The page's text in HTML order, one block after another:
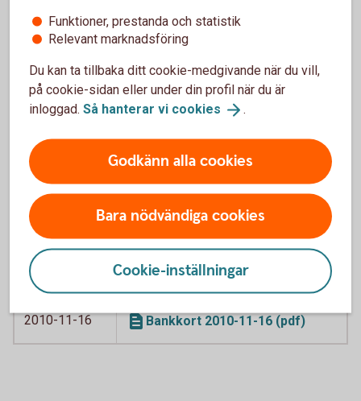
Mastercard, betal- och
kreditkort Visa 2016-06-04
(pdf)
2016-04-06
Swedbank American Express
2012-02-01
Bankkort Business 2012-12-01
(pdf)
2012-02-01
Bankkort Business, särskilda
villkor 2012-02-01 (pdf)
2012-12-01 Kortkredit 2012-12-01 (pdf)
2010-11-16 Bankkort 2010-11-16 (pdf)
Funktioner, prestanda och statistik
Relevant marknadsföring
Du kan ta tillbaka ditt cookie-medgivande när du vill,
på cookie-sidan eller under din profil när du är
inloggad. Så hanterar vi cookies .
Godkänn alla cookies
Bara nödvändiga cookies
Cookie-inställningar